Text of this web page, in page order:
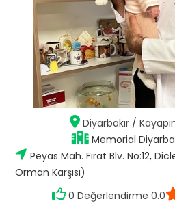
Diyarbakır/
Memorial
Peyas Mah. Fırat Blv. No:12,
Orman Karşısı)
0 Değerlendirme 0.0